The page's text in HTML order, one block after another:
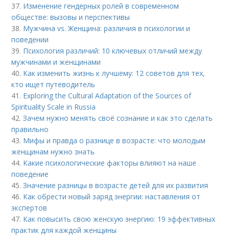
37. Изменение гендерных ролей в современном
обществе: вызовы и перспективы
38. Мужчина vs. Женщина: различия в психологии и
поведении
39. Психология различий: 10 ключевых отличий между
мужчинами и женщинами
40. Как изменить жизнь к лучшему: 12 советов для тех,
кто ищет путеводитель
41. Exploring the Cultural Adaptation of the Sources of
Spirituality Scale in Russia
42.Зачем нужно менять своё сознание и как это сделать
правильно
43. Мифы и правда о разнице в возрасте: что молодым
женщинам нужно знать
44. Какие психологические факторы влияют на наше
поведение
45.Значение разницы в возрасте детей для их развития
46. Как обрести новый заряд энергии: наставления от
экспертов
47. Как повысить свою женскую энергию: 19 эффективных
практик для каждой женщины